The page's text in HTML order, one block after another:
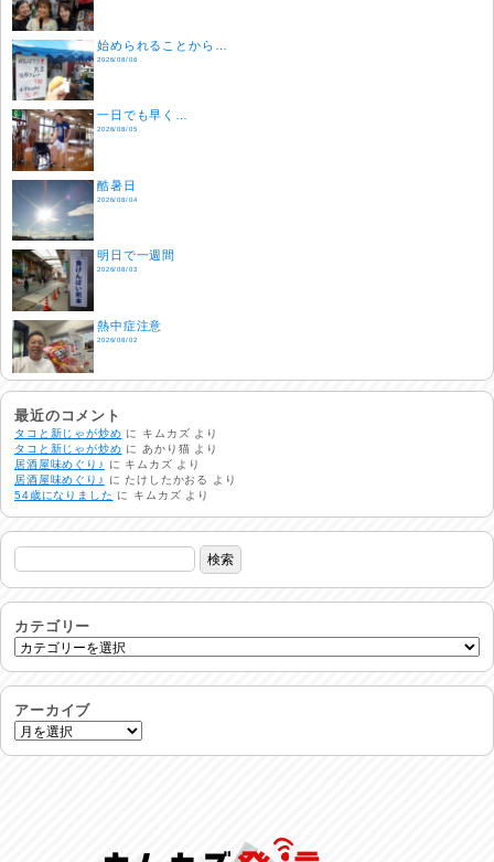
始められることから…
2026/08/06
一日でも早く…
2026/08/05
酷暑日
2026/08/04
明日で一週間
2026/08/03
熱中症注意
2026/08/02
非常時には…
2026/08/01
生活支援情報
2026/07/31
24時間体制
2026/07/30
命を守る行動を…
土用丑の日♪
最近のコメント
タコと新じゃが炒め に キムカズ より
タコと新じゃが炒め に あかり猫 より
居酒屋味めぐり♪
に キムカズ より
居酒屋味めぐり♪
にたけしたかおる
より
54歳になりました に キムカズ より
カテゴリー
アーカイブ